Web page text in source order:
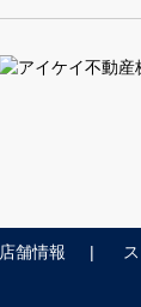
店舗情報